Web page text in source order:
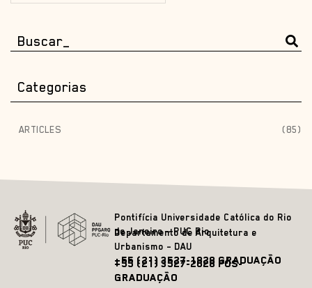
Categorias
ARTICLES (85)
Pontifícia Universidade Católica do Rio
de Janeiro – PUC Rio
Departamento de Arquitetura e
Urbanismo – DAU
+55 (21) 3527-1828 GRADUAÇÃO
+55 (21) 3527-2628 PÓS-
GRADUAÇÃO